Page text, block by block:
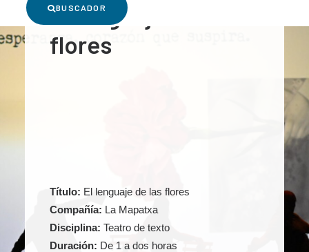
BUSCADOR
El lenguaje de las
flores
Título: El lenguaje de las flores
Compañía: La Mapatxa
Disciplina: Teatro de texto
Duración: De 1 a dos horas